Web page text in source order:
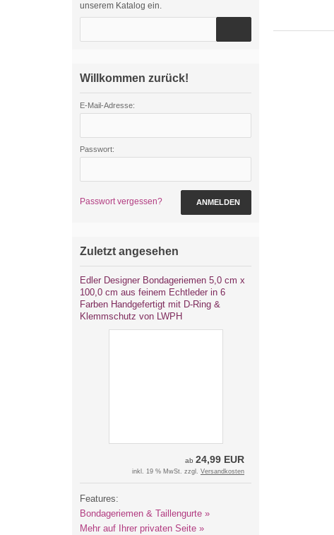
unserem Katalog ein.
Willkommen zurück!
E-Mail-Adresse:
Passwort:
Passwort vergessen? ANMELDEN
Zuletzt angesehen
Edler Designer Bondageriemen 5,0 cm x
100,0 cm aus feinem Echtleder in 6
Farben Handgefertigt mit D-Ring &
Klemmschutz von LWPH
ab 24,99 EUR
inkl. 19 % MwSt. zzgl. Versandkosten
Features:
Bondageriemen & Taillengurte »
Mehr auf Ihrer privaten Seite »